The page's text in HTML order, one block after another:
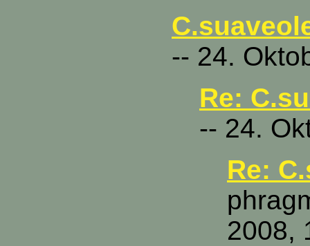
-- 24.
Re:
-- 24.
Re:
2008,